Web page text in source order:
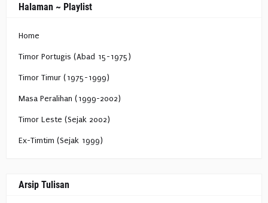
Halaman ~ Playlist
Home
Timor Portugis (Abad 15-1975)
Timor Timur (1975-1999)
Masa Peralihan (1999-2002)
Timor Leste (Sejak 2002)
Ex-Timtim (Sejak 1999)
Arsip Tulisan